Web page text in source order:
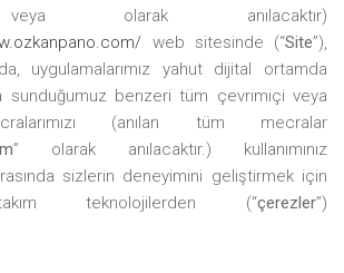
veya olarak anılacaktır)
web sitesinde (“Site”),
uygulamalarımız yahut dijital ortamda
sunduğumuz benzeri tüm çevrimiçi veya
(anılan tüm mecralar
” olarak anılacaktır.) kullanımınız
sizlerin deneyimini geliştirmek için
teknolojilerden (“çerezler”)